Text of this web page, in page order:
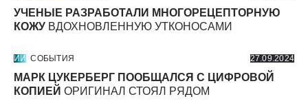
УЧЕНЫЕ РАЗРАБОТАЛИ МНОГОРЕЦЕПТОРНУЮ
КОЖУ ВДОХНОВЛЕННУЮ УТКОНОСАМИ
ИИ СОБЫТИЯ 27.09.2024
МАРК ЦУКЕРБЕРГ ПООБЩАЛСЯ С ЦИФРОВОЙ
КОПИЕЙ ОРИГИНАЛ СТОЯЛ РЯДОМ